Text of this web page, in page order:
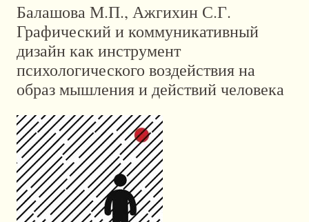
Балашова М.П., Ажгихин С.Г.
Графический и коммуникативный
дизайн как инструмент
психологического воздействия на
образ мышления и действий человека